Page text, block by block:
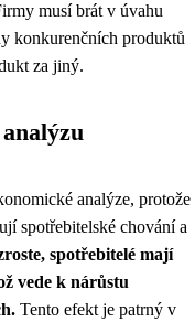
musí brát v úvahu
konkurenčních produktů
za jiný.
analýze, protože
spotřebitelské chování a
spotřebitelé mají
vede k nárůstu
Tento efekt je patrný v